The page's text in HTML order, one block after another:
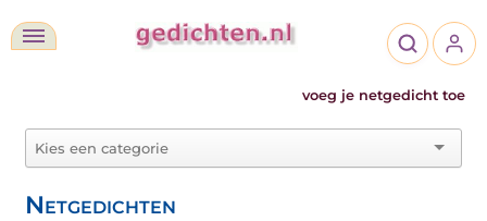
voeg je netgedicht toe
Netgedichten